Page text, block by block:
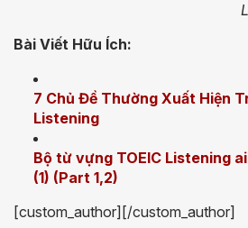
Bài Viết Hữu Ích:
7 Chủ Đề Thường Xuất Hiện
Listening
Bộ từ vựng TOEIC Listening
(1) (Part 1,2)
[custom_author][/custom_author]